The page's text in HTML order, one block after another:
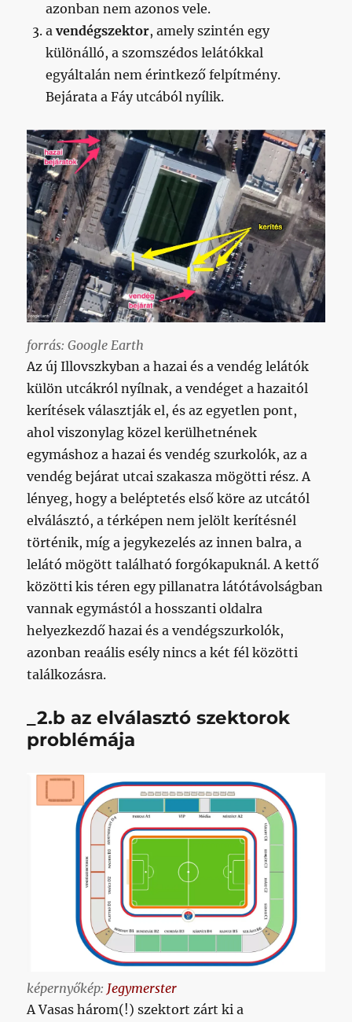
azonban nem azonos vele.
avendégszektor, amely szintén egy
különálló, a szomszédos lelátókkal
egyáltalán nem érintkező felpítmény.
Bejárata a Fáy utcából nyílik.
forrás: Google Earth
Az új Illovszkyban a hazai és a vendég lelátók
külön utcákról nyílnak, a vendéget a hazaitól
kerítések választják el, és az egyetlen pont,
ahol viszonylag közel kerülhetnének
egymáshoz a hazai és vendég szurkolók, az a
vendég bejárat utcai szakasza mögötti rész. A
lényeg, hogy a beléptetés első köre az utcától
elválásztó, a térképen nem jelölt kerítésnél
történik, míg a jegykezelés az innen balra, a
lelátó mögött található forgókapuknál. A kettő
közötti kis téren egy pillanatra látótávolságban
vannak egymástól a hosszanti oldalra
helyezkezdő hazai és a vendégszurkolók,
azonban reaális esély nincs a két fél közötti
találkozásra.
_2.b az elválasztó szektorok
problémája
képernyőkép: Jegymerster
A Vasas három(!) szektort zárt ki a